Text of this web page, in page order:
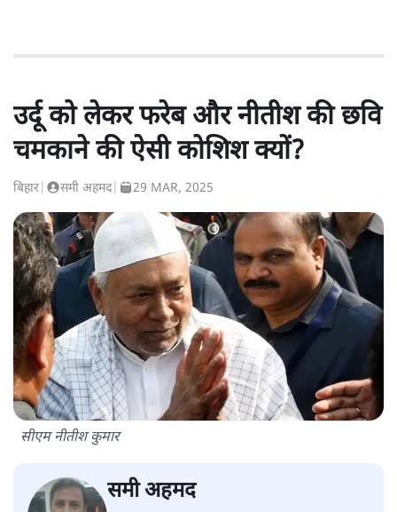
उर्दू को लेकर फरेब और नीतीश की छवि
चमकाने की ऐसी कोशिश क्यों?
बिहार समी अहमद| 29 MAR, 2025
सीएम नीतीश कुमार
समी अहमद